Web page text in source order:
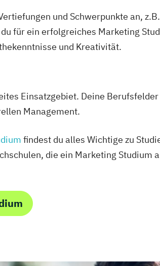
und Schwerpunkte an,
für ein erfolgreiches Marketing
und Kreativität.
Einsatzgebiet. Deine
Management.
findest du alles Wichtige zu
die ein Marketing Studium